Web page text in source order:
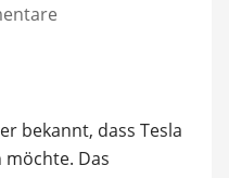
bekannt, dass Tesla
Das